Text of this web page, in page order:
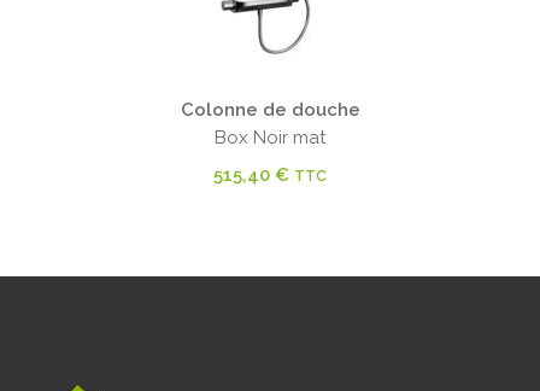
Colonne de douche
Box Noir mat
515,40 € TTC